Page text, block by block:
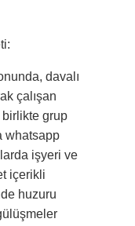
davalı
çalışan
birlikte grup
whatsapp
işyeri ve
içerikli
huzuru